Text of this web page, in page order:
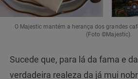
O Majestic mantém a herança dos grandes
(Foto ©Majestic).
Sucede que, para lá da fama e
verdadeira realeza da já mui